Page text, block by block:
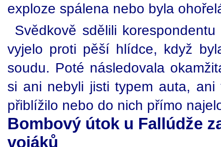
exploze spálena nebo byla
Svědkově sdělili
vyjelo proti pěší hlídce, když
soudu. Poté následovala
si ani nebyli jisti typem auta,
přiblížilo nebo do nich přímo
Bombový útok u Fallúdže
vojáků